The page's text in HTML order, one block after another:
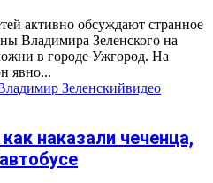
активно обсуждают странное
Владимира Зеленского на
в городе Ужгород. На
явно...
Зеленскийвидео
наказали чеченца,